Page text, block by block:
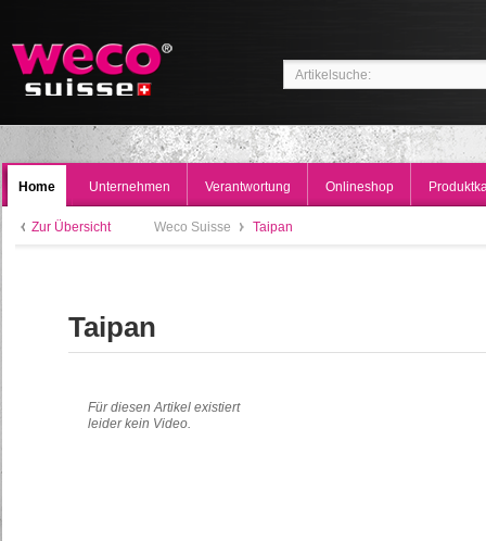
Home Unternehmen Verantwortung Onlineshop
Zur Übersicht Weco Suisse Taipan
Taipan
Für diesen Artikel existiert
leider kein Video.